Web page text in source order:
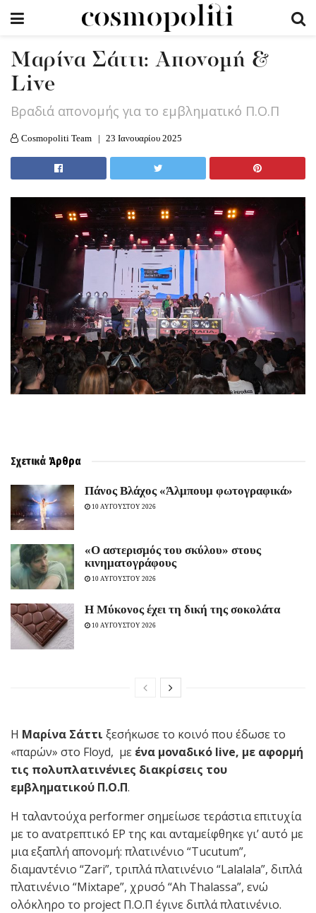
Μαρίνα Σάττι: Απονομή &
Live
Βραδιά απονομής για το εμβληματικό Π.Ο.Π
Cosmopoliti Team 23 Ιανουαρίου 2025
Σχετικά Άρθρα
Πάνος Βλάχος «Άλμπουμ φωτογραφικά»
10 ΑΥΓΟΥΣΤΟΥ 2026
«Ο αστερισμός του σκύλου» στους
κινηματογράφους
10 ΑΥΓΟΥΣΤΟΥ 2026
Η Μύκονος έχει τη δική της σοκολάτα
10 ΑΥΓΟΥΣΤΟΥ 2026
Η Μαρίνα Σάττι ξεσήκωσε το κοινό που έδωσε το
«παρών» στο Floyd, με ένα μοναδικό live, με αφορμή
τις πολυπλατινένιες διακρίσεις του
εμβληματικού Π.Ο.Π.
H ταλαντούχα performer σημείωσε τεράστια επιτυχία
με το ανατρεπτικό EP της και ανταμείφθηκε γι’ αυτό με
μια εξαπλή απονομή: πλατινένιο “Tucutum”,
διαμαντένιο “Zari”, τριπλά πλατινένιο “Lalalala”, διπλά
πλατινένιο “Mixtape”, χρυσό “Ah Thalassa”, ενώ
ολόκληρο το project Π.Ο.Π έγινε διπλά πλατινένιο.